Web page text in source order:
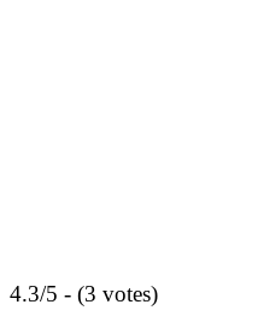
4.3/5 - (3 votes)